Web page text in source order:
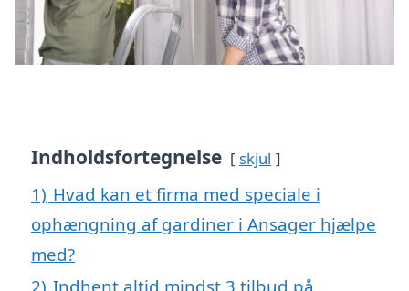
Indholdsfortegnelse skjul
1) Hvad kan et firma med speciale i
ophængning af gardiner i Ansager hjælpe
med?
2) Indhent altid mindst 3 tilbud på